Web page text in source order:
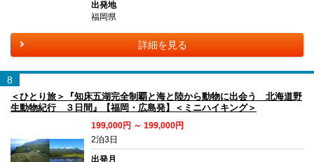
出発地
福岡県
詳細を見る
8
＜ひとり旅＞『知床五湖完全制覇と海と陸から動物に出会う 北海道野
生動物紀行 ３日間』【福岡・広島発】＜ミニハイキング＞
199,000円 ～ 199,000円
2泊3日
出発月